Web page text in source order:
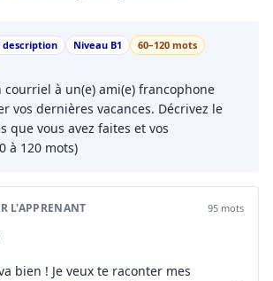
description Niveau B1 60–120 mots
courriel à un(e) ami(e) francophone
vos dernières vacances. Décrivez le
que vous avez faites et vos
à 120 mots)
L'APPRENANT 95 mots
bien ! Je veux te raconter mes